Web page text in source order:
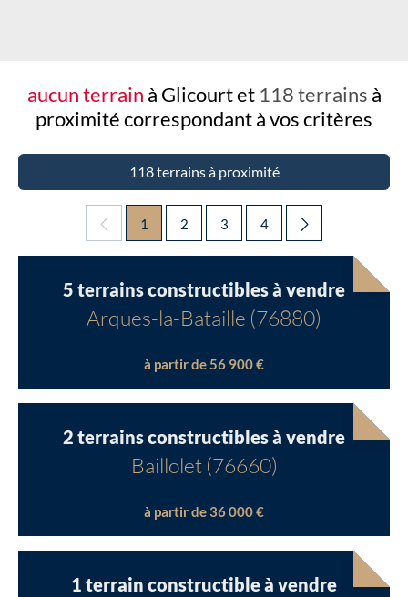
aucun terrain à Glicourt et 118 terrains à
proximitécorrespondant à vos critères
118 terrains à proximité
1 2 3 4
5 terrains constructibles à vendre
Arques-la-Bataille (76880)
à partir de 56 900 €
2 terrains constructibles à vendre
Baillolet (76660)
à partir de 36 000 €
1 terrain constructible à vendre